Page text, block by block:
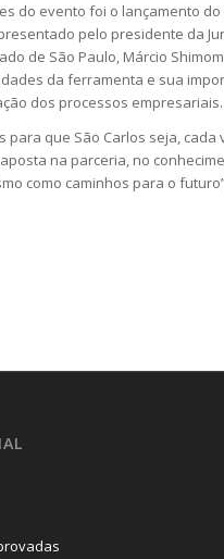
do evento foi o lançamento do
pelo presidente da
de São Paulo, Márcio
da ferramenta e sua
dos processos empresariais.
para que São Carlos seja, cada
na parceria, no
como caminhos para o